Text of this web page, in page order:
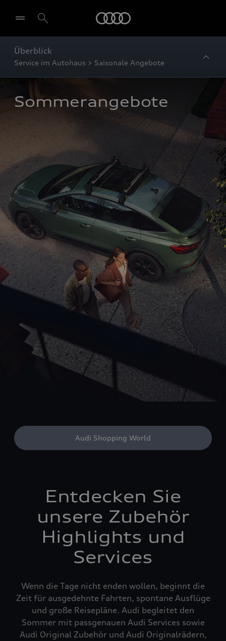
Überblick
Service im Autohaus > Saisonale Angebote
Sommerangebote
Audi Shopping World
Entdecken Sie
unsere Zubehör
Highlights und
Services
Wenn die Tage nicht enden wollen, beginnt die
Zeit für ausgedehnte Fahrten, spontane Ausflüge
und große Reisepläne. Audi begleitet den
Sommer mit passgenauen Audi Services sowie
Audi Original Zubehör und Audi Originalrädern,